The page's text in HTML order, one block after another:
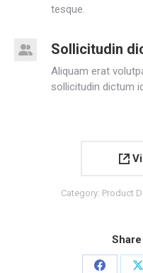
tesque.
Sollicitudin
Aliquam erat
sollicitudin dictum
Category: Product